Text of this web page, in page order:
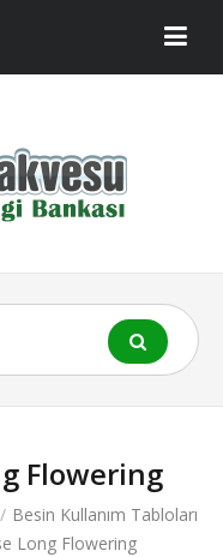
Flowering
/ Besin Kullanım Tabloları
Long Flowering